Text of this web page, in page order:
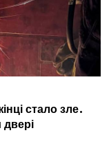
стало зле.